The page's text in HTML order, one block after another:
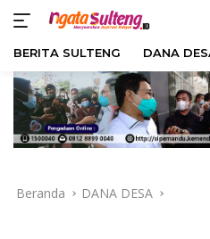
Langsung
konten
BERITA SULTENG DANA
Beranda DANA DESA